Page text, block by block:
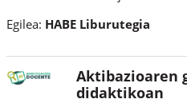
Egilea: HABE Liburutegia
Aktibazioaren
didaktikoan